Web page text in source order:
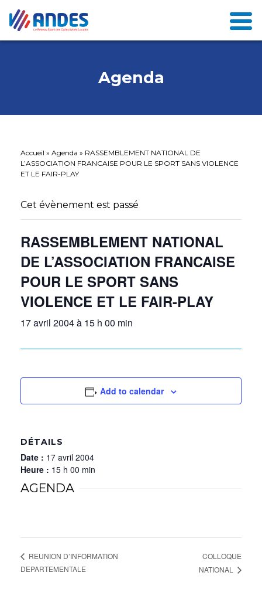
Agenda
Accueil » Agenda » RASSEMBLEMENT NATIONAL DE
L’ASSOCIATION FRANCAISE POUR LE SPORT SANS VIOLENCE
ET LE FAIR-PLAY
Cet évènement est passé
RASSEMBLEMENT NATIONAL
DE L’ASSOCIATION FRANCAISE
POUR LE SPORT SANS
VIOLENCE ET LE FAIR-PLAY
17 avril 2004 à 15 h 00 min
Add to calendar
DÉTAILS
Date : 17 avril 2004
Heure : 15 h 00 min
AGENDA
REUNION D’INFORMATION
DEPARTEMENTALE
COLLOQUE
NATIONAL